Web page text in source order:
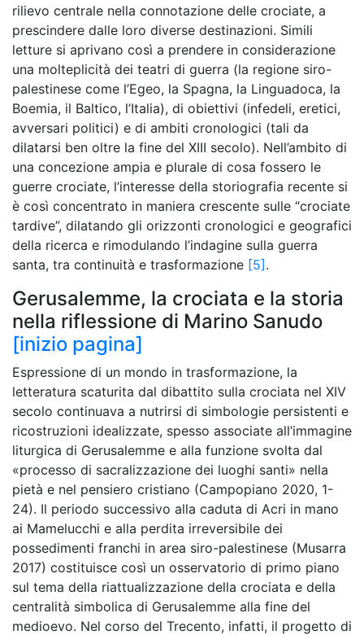
rilievo centrale nella connotazione delle crociate, a
prescindere dalle loro diverse destinazioni. Simili
letture si aprivano così a prendere in considerazione
una molteplicità dei teatri di guerra (la regione siro-
palestinese come l’Egeo, la Spagna, la Linguadoca, la
Boemia, il Baltico, l’Italia), di obiettivi (infedeli, eretici,
avversari politici) e di ambiti cronologici (tali da
dilatarsi ben oltre la fine del XIII secolo). Nell’ambito di
una concezione ampia e plurale di cosa fossero le
guerre crociate, l’interesse della storiografia recente si
è così concentrato in maniera crescente sulle “crociate
tardive”, dilatando gli orizzonti cronologici e geografici
della ricerca e rimodulando l’indagine sulla guerra
santa, tra continuità e trasformazione [5].
Gerusalemme, la crociata e la storia
nella riflessione di Marino Sanudo
[inizio pagina]
Espressione di un mondo in trasformazione, la
letteratura scaturita dal dibattito sulla crociata nel XIV
secolo continuava a nutrirsi di simbologie persistenti e
ricostruzioni idealizzate, spesso associate all’immagine
liturgica di Gerusalemme e alla funzione svolta dal
«processo di sacralizzazione dei luoghi santi» nella
pietà e nel pensiero cristiano (Campopiano 2020, 1-
24). Il periodo successivo alla caduta di Acri in mano
ai Mamelucchi e alla perdita irreversibile dei
possedimenti franchi in area siro-palestinese (Musarra
2017) costituisce così un osservatorio di primo piano
sul tema della riattualizzazione della crociata e della
centralità simbolica di Gerusalemme alla fine del
medioevo. Nel corso del Trecento, infatti, il progetto di